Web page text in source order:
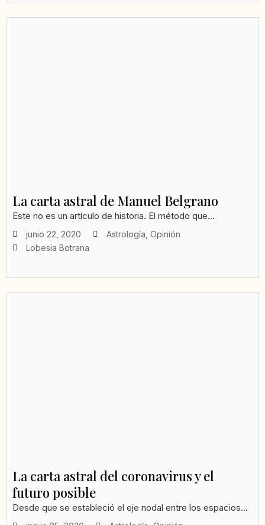
La carta astral de Manuel Belgrano
Este no es un artículo de historia. El método que...
junio 22, 2020 Astrología Opinión
Lobesia Botrana
La carta astral del coronavirus y el
futuro posible
Desde que se estableció el eje nodal entre los espacios...